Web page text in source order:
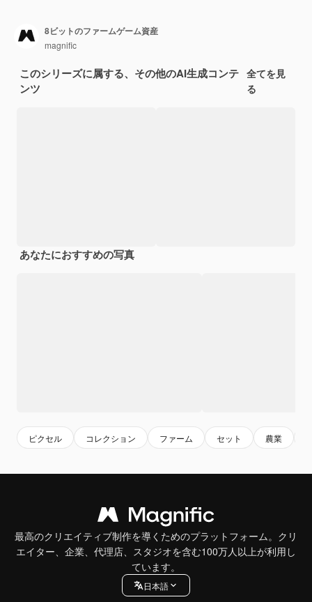
8ビットのファームゲーム資産
magnific
このシリーズに属する、その他のAI生成コンテ
ンツ
全てを見
る
あなたにおすすめの写真
ピクセル コレクション ファーム セット 農業
最高のクリエイティブ制作を導くためのプラットフォーム。クリ
エイター、企業、代理店、スタジオを含む100万人以上が利用し
ています。
日本語